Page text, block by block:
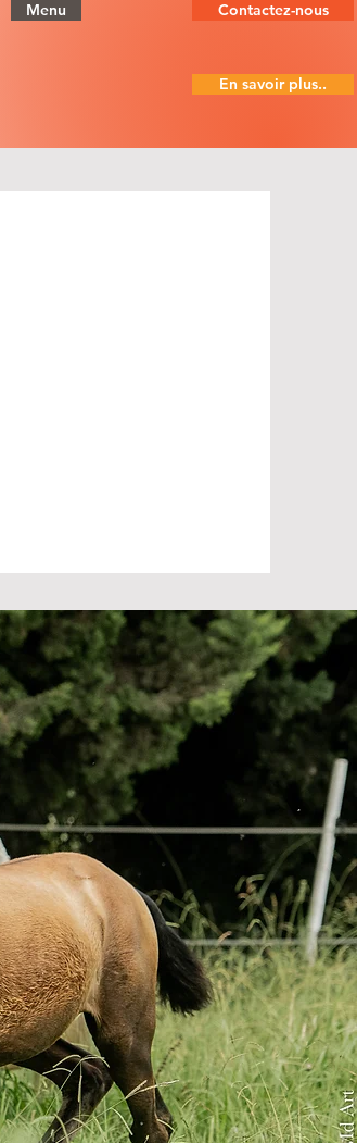
Menu Contactez-nous
En savoir plus..